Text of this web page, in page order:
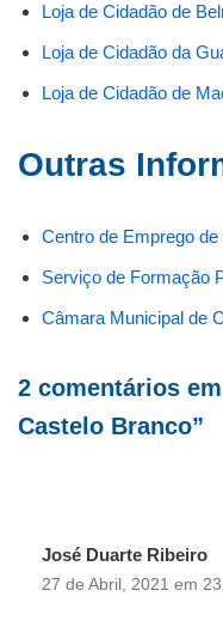
Loja de Cidadão de
Loja de Cidadão da
Loja de Cidadão de
Outras
Centro de Emprego
Serviço de Formação
Câmara Municipal de
2 comentários
Castelo Branco”
José Duarte Ribeiro
27 de Abril, 2021 em